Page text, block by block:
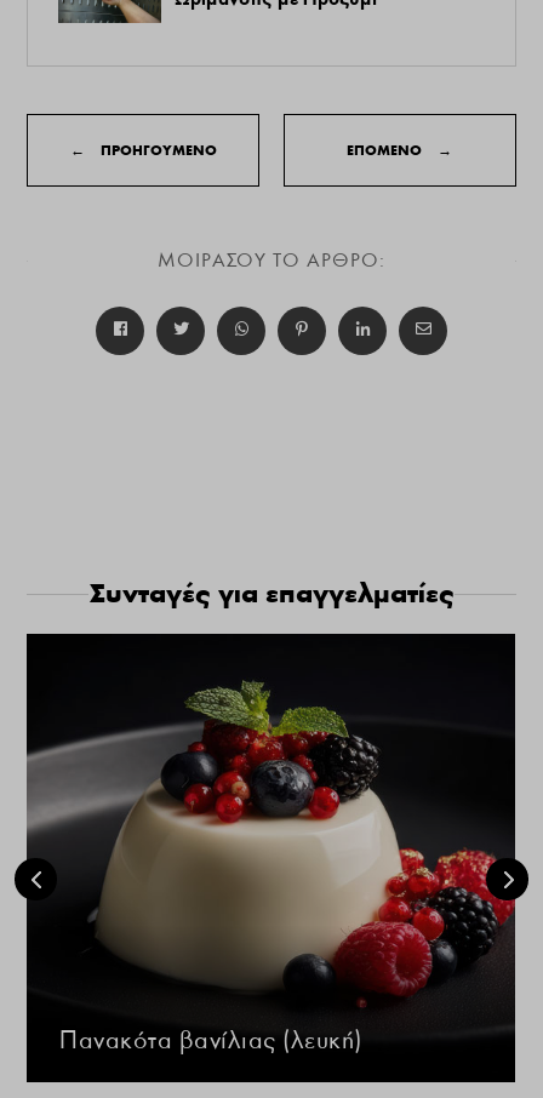
← ΠΡΟΗΓΟΥΜΕΝΟ ΕΠΟΜΕΝΟ →
ΜΟΙΡΑΣΟΥ ΤΟ ΑΡΘΡΟ:
Συνταγές για επαγγελματίες
Πανακότα βανίλιας (λευκή)